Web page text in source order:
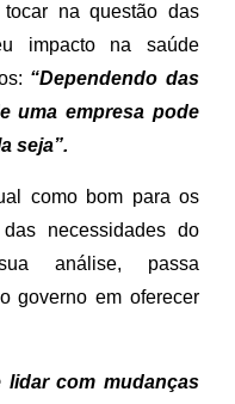
na questão das
impacto na saúde
“Dependendo das
uma empresa pode
seja”.
como bom para os
necessidades do
análise, passa
governo em oferecer
com mudanças